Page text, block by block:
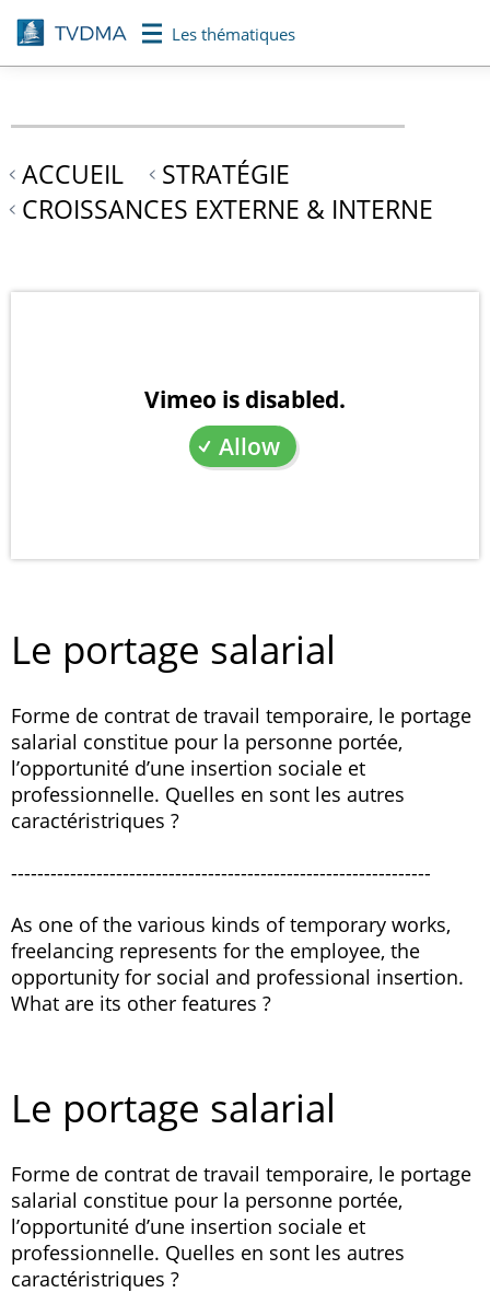
Aller
au
contenu
Les thématiques
ACCUEIL
STRATÉGIE
CROISSANCES EXTERNE & INTERNE
Vimeo is disabled.
Allow
Le portage salarial
Forme de contrat de travail temporaire, le portage
salarial constitue pour la personne portée,
l’opportunité d’une insertion sociale et
professionnelle. Quelles en sont les autres
caractéristriques ?
----------------------------------------------------------------
As one of the various kinds of temporary works,
freelancing represents for the employee, the
opportunity for social and professional insertion.
What are its other features ?
Le portage salarial
Forme de contrat de travail temporaire, le portage
salarial constitue pour la personne portée,
l’opportunité d’une insertion sociale et
professionnelle. Quelles en sont les autres
caractéristriques ?